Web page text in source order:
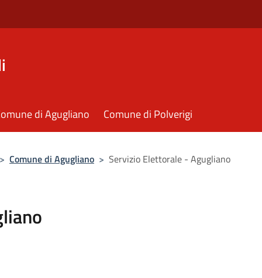
di Agugliano Comune di Polverigi
> Comune di Agugliano > Servizio Elettorale - Agugliano